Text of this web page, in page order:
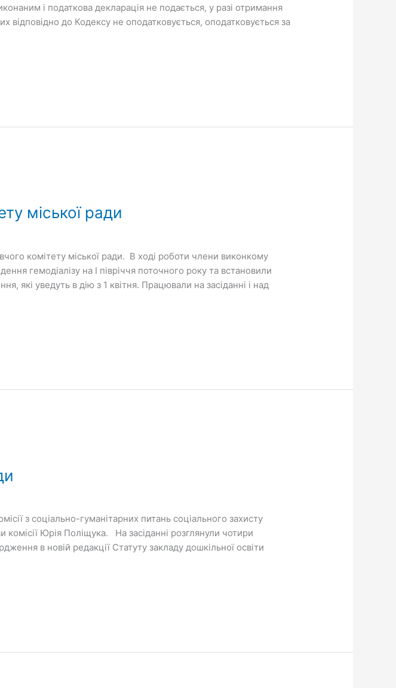
і податкова декларація не подається, у разі отримання
відповідно до Кодексу не оподатковується, оподатковується за
міської ради
комітету міської ради. В ході роботи члени виконкому
гемодіалізу на І півріччя поточного року та встановили
які уведуть в дію з 1 квітня. Працювали на засіданні і над
з соціально-гуманітарних питань соціального захисту
комісії Юрія Поліщука. На засіданні розглянули чотири
в новій редакції Статуту закладу дошкільної освіти